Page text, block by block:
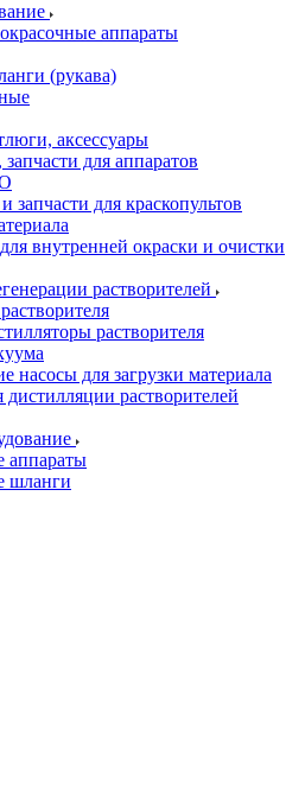
аппараты
(рукава)
аксессуары
для аппаратов
запчасти для краскопультов
внутренней окраски и очистки
растворителей
растворителя
насосы для загрузки материала
растворителей
аппараты
шланги